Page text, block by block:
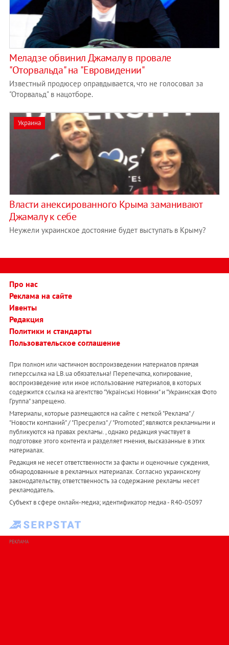
Меладзе обвинил Джамалу в провале
"Оторвальда" на "Евровидении"
Известный продюсер оправдывается, что не голосовал за
"Оторвальд" в нацотборе.
Украина
Власти анексированного Крыма заманивают
Джамалу к себе
Неужели украинское достояние будет выступать в Крыму?
Про нас
Реклама на сайте
Ивенты
Редакция
Политики и стандарты
Пользовательское соглашение
При полном или частичном воспроизведении материалов прямая
гиперссылка на LB.ua обязательна! Перепечатка, копирование,
воспроизведение или иное использование материалов, в которых
содержится ссылка на агентство "Українськi Новини" и "Украинская Фото
Группа" запрещено.
Материалы, которые размещаются на сайте с меткой "Реклама" /
"Новости компаний" / "Пресрелиз" / "Promoted", являются рекламными и
публикуются на правах рекламы. , однако редакция участвует в
подготовке этого контента и разделяет мнения, высказанные в этих
материалах.
Редакция не несет ответственности за факты и оценочные суждения,
обнародованные в рекламных материалах. Согласно украинскому
законодательству, ответственность за содержание рекламы несет
рекламодатель.
Субъект в сфере онлайн-медиа; идентификатор медиа - R40-05097
РЕКЛАМА